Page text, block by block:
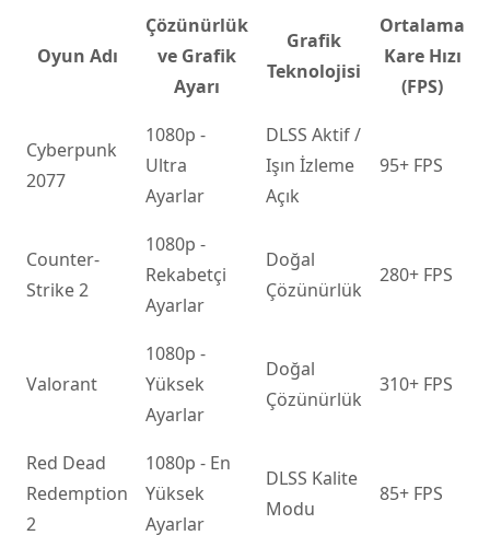
Oyun Adı
Çözünürlük
ve Grafik
Ayarı
Grafik
Teknolojisi
Ortalama
Kare Hızı
(FPS)
Cyberpunk
2077
1080p -
Ultra
Ayarlar
DLSS Aktif /
Işın İzleme
Açık
95+ FPS
Counter-
Strike 2
1080p -
Rekabetçi
Ayarlar
Doğal
Çözünürlük
280+ FPS
Valorant
1080p -
Yüksek
Ayarlar
Doğal
Çözünürlük
310+ FPS
Red Dead
Redemption
2
1080p - En
Yüksek
Ayarlar
DLSS Kalite
Modu
85+ FPS